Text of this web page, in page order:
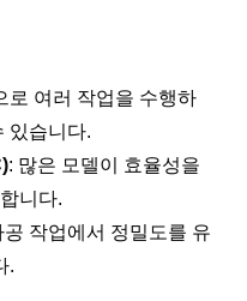
로 여러 작업을 수행하
있습니다.
: 많은 모델이 효율성을
니다.
공 작업에서 정밀도를 유
.